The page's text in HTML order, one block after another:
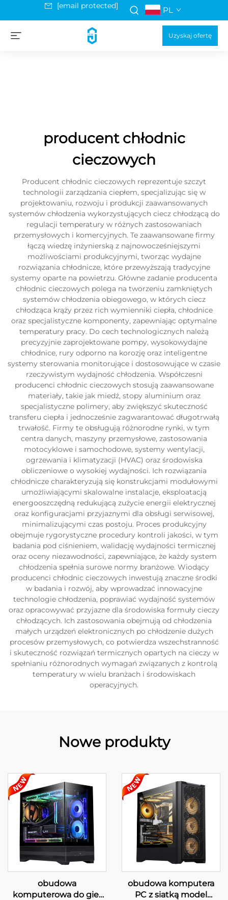
[email protected] PL
Uzyskaj ofertę
producent chłodnic
cieczowych
Producent chłodnic cieczowych reprezentuje szczyt
technologii zarządzania ciepłem, specjalizując się w
projektowaniu, rozwoju i produkcji zaawansowanych
systemów chłodzenia wykorzystujących ciecz chłodzącą do
regulacji temperatury w różnych zastosowaniach
przemysłowych i komercyjnych. Te zaawansowane firmy
łączą wiedzę inżynierską z najnowocześniejszymi
możliwościami produkcyjnymi, tworząc wydajne
rozwiązania chłodnicze, które przewyższają tradycyjne
systemy oparte na powietrzu. Główne zadanie producenta
chłodnic cieczowych polega na tworzeniu zamkniętych
systemów chłodzenia obiegowego, w których ciecz
chłodząca krąży przez rich wymienniki ciepła, chłodnice
oraz specjalistyczne komponenty, zapewniając optymalne
temperatury pracy. Do cech technologicznych należą
precyzyjnie zaprojektowane pompy, wysokowydajne
chłodnice, rury odporno na korozję oraz inteligentne
systemy sterowania monitorujące i dostosowujące w czasie
rzeczywistym wydajność chłodzenia. Współczesni
producenci chłodnic cieczowych stosują zaawansowane
materiały, takie jak miedź, stopy aluminium oraz
specjalistyczne polimery, aby zwiększyć skuteczność
transferu ciepła i jednocześnie zagwarantować długotrwałą
trwałość. Firmy te obsługują różnorodne rynki, w tym
centra danych, maszyny przemysłowe, zastosowania
motocyklowe i samochodowe, systemy wentylacji,
ogrzewania i klimatyzacji (HVAC) oraz środowiska
obliczeniowe o wysokiej wydajności. Ich rozwiązania
chłodnicze charakteryzują się konstrukcjami modułowymi
umożliwiającymi skalowalne instalacje, eksploatacją
energooszczędną redukującą zużycie energii elektrycznej
oraz konfiguracjami przyjaznymi dla obsługi serwisowej,
minimalizującymi czas postoju. Proces produkcyjny
obejmuje rygorystyczne procedury kontroli jakości, w tym
badania pod ciśnieniem, walidację wydajności termicznej
oraz oceny niezawodności, zapewniające, że każdy system
chłodzenia spełnia surowe normy branżowe. Wiodący
producenci chłodnic cieczowych inwestują znaczne środki
w badania i rozwój, aby wprowadzać innowacyjne
technologie chłodzenia, poprawiać wydajność systemów
oraz opracowywać przyjazne dla środowiska formuły cieczy
chłodzących. Ich zastosowania obejmują od chłodzenia
małych urządzeń elektronicznych po chłodzenie dużych
procesów przemysłowych, co potwierdza wszechstranność
i skuteczność rozwiązań termicznych opartych na cieczy w
spełnianiu różnorodnych wymagań związanych z kontrolą
temperatury w wielu branżach i środowiskach
operacyjnych.
Nowe produkty
obudowa
komputerowa do gier
obudowa komputera
PC z siatką model